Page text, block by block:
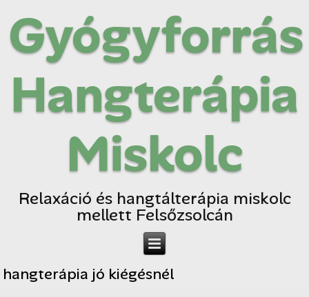
Gyógyforrás
Hangterápia
Miskolc
Relaxáció és hangtálterápia miskolc
mellett Felsőzsolcán
hangterápia jó kiégésnél